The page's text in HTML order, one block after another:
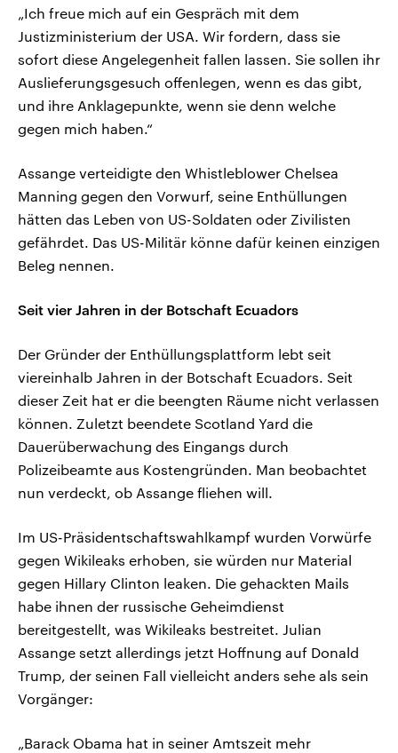
„Ich freue mich auf ein Gespräch mit dem
Justizministerium der USA. Wir fordern, dass sie
sofort diese Angelegenheit fallen lassen. Sie sollen ihr
Auslieferungsgesuch offenlegen, wenn es das gibt,
und ihre Anklagepunkte, wenn sie denn welche
gegen mich haben.“
Assange verteidigte den Whistleblower Chelsea
Manning gegen den Vorwurf, seine Enthüllungen
hätten das Leben von US-Soldaten oder Zivilisten
gefährdet. Das US-Militär könne dafür keinen einzigen
Beleg nennen.
Seit vier Jahren in der Botschaft Ecuadors
Der Gründer der Enthüllungsplattform lebt seit
viereinhalb Jahren in der Botschaft Ecuadors. Seit
dieser Zeit hat er die beengten Räume nicht verlassen
können. Zuletzt beendete Scotland Yard die
Dauerüberwachung des Eingangs durch
Polizeibeamte aus Kostengründen. Man beobachtet
nun verdeckt, ob Assange fliehen will.
Im US-Präsidentschaftswahlkampf wurden Vorwürfe
gegen Wikileaks erhoben, sie würden nur Material
gegen Hillary Clinton leaken. Die gehackten Mails
habe ihnen der russische Geheimdienst
bereitgestellt, was Wikileaks bestreitet. Julian
Assange setzt allerdings jetzt Hoffnung auf Donald
Trump, der seinen Fall vielleicht anders sehe als sein
Vorgänger:
„Barack Obama hat in seiner Amtszeit mehr